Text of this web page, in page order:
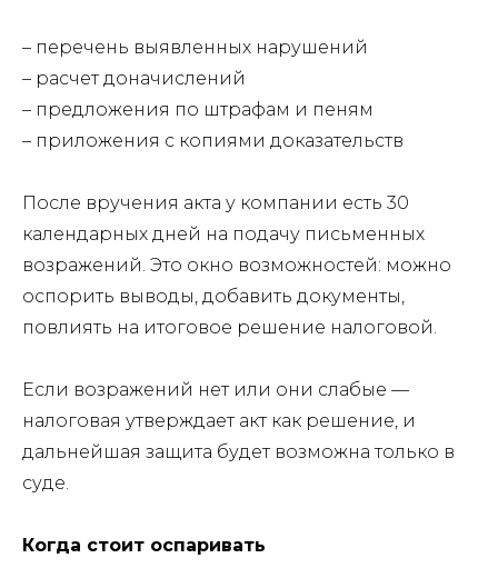
– перечень выявленных нарушений
– расчет доначислений
– предложения по штрафам и пеням
– приложения с копиями доказательств
После вручения акта у компании есть 30
календарных дней на подачу письменных
возражений. Это окно возможностей: можно
оспорить выводы, добавить документы,
повлиять на итоговое решение налоговой.
Если возражений нет или они слабые —
налоговая утверждает акт как решение, и
дальнейшая защита будет возможна только в
суде.
Когда стоит оспаривать